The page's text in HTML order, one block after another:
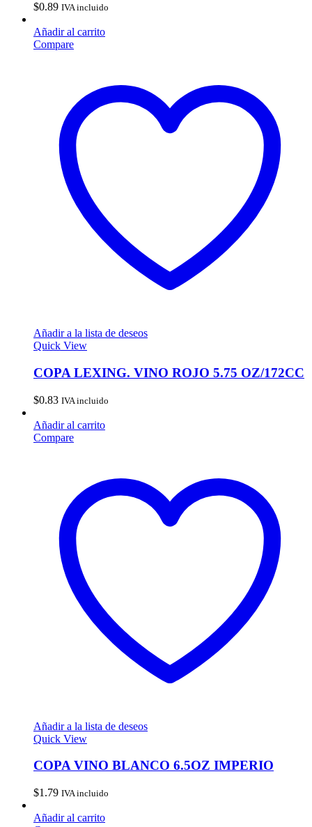
$0.89 IVA incluido
Añadir al carrito
Compare
Añadir a la lista de deseos
Quick View
COPA LEXING. VINO ROJO 5.75 OZ/172CC
$0.83 IVA incluido
Añadir al carrito
Compare
Añadir a la lista de deseos
Quick View
COPA VINO BLANCO 6.5OZ IMPERIO
$1.79 IVA incluido
Añadir al carrito